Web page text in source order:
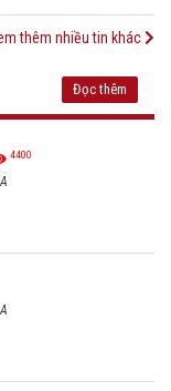
thêm nhiều tin khác
Đọc thêm
4400